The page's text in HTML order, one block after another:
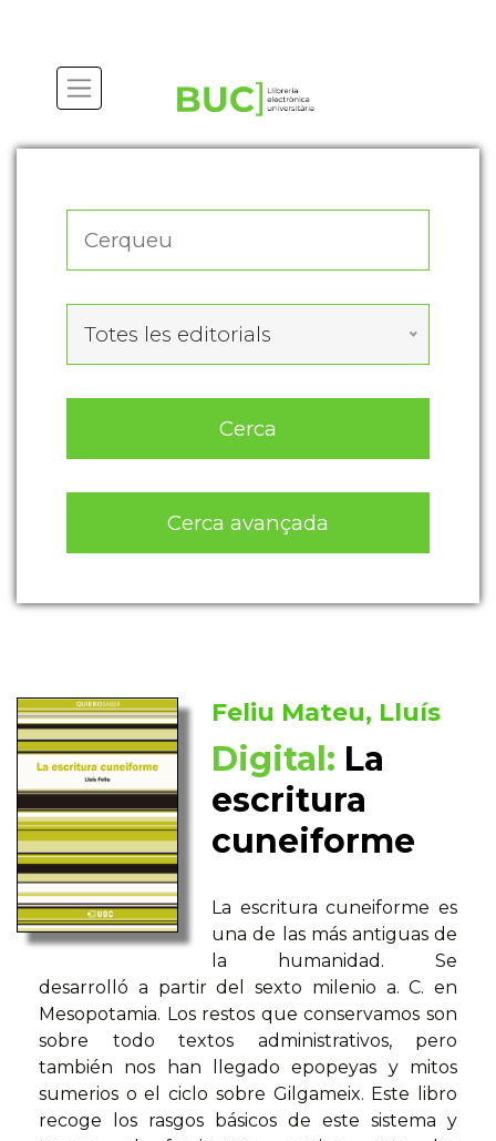
Totes les editorials
Cerca
Cerca avançada
Feliu Mateu, Lluís
Digital: La
escritura
cuneiforme
La escritura cuneiforme es
una de las más antiguas de
la humanidad. Se
desarrolló a partir del sexto milenio a. C. en
Mesopotamia. Los restos que conservamos son
sobre todo textos administrativos, pero
también nos han llegado epopeyas y mitos
sumerios o el ciclo sobre Gilgameix. Este libro
recoge los rasgos básicos de este sistema y